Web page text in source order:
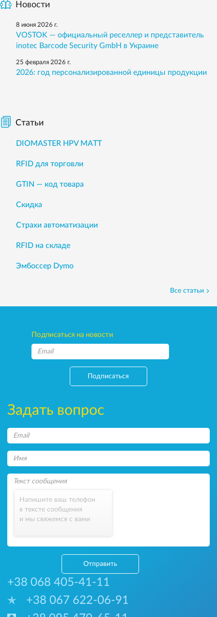
Новости
8 июня 2026 г.
VOSTOK — официальный реселлер и представитель
inotec Barcode Security GmbH в Украине
25 февраля 2026 г.
2026: год персонализированной единицы продукции
Статьи
DIOMASTER HPV MATT
RFID для торговли
GTIN — код товара
Скидка
Страхи автоматизации
RFID на складе
Эмбоссер Dymo
Все статьи
Подписаться на новости
Подписаться
Задать вопрос
Напишите ваш телефон
в тексте сообщения
и мы свяжемся с вами
Отправить
+38 068 405-41-11
+38 067 622-06-91